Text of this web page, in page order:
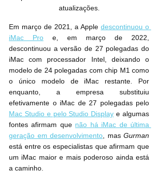
atualizações.
Em março de 2021, a Apple descontinuou o
iMac Pro e, em março de 2022,
descontinuou a versão de 27 polegadas do
iMac com processador Intel‌, deixando o
‌modelo de 24 polegadas com chip M1 como
o único modelo de ‌iMac‌ restante. Por
enquanto, a empresa substituiu
Mac Studio e pelo Studio Display e algumas
fontes afirmam que não há iMac de última
geração em desenvolvimento, mas Gurman
está entre os especialistas que afirmam que
um ‌iMac‌ maior e mais poderoso ainda está
a caminho.